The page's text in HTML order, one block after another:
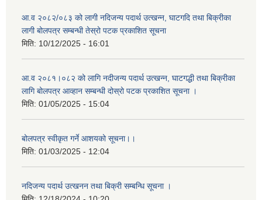
आ.व २०८२/०८३ को लागी नदिजन्य पदार्थ उत्खन्न, घाटगदि तथा बिक्रीका
लागी बोलपत्र सम्बन्धी तेस्रो पटक प्रकाशित सूचना
मिति: 10/12/2025 - 16:01
आ.व २०८१।०८२ को लागि नदीजन्य पदार्थ उत्खन्न, घाटगद्धी तथा बिक्रीका
लागि बोलपत्र आव्हान सम्बन्धी दोस्रो पटक प्रकाशित सूचना ।
मिति: 01/05/2025 - 15:04
बोलपत्र स्वीकृत गर्ने आशयको सूचना।।
मिति: 01/03/2025 - 12:04
नदिजन्य पदार्थ उत्खनन तथा बिक्री सम्बन्धि सूचना ।